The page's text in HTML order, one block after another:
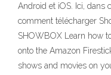
Android et iOS. Ici, dans
comment télécharger
SHOWBOX Learn how
onto the Amazon
shows and movies on